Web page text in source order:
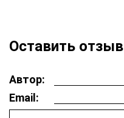
Оставить отзыв
Автор:
Email: